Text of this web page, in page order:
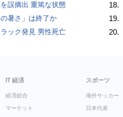
誤摘出 重篤な状態
暑さ」は終了か
ック発見 男性死亡
18.
19.
20.
IT 経済
経済総合
マーケット
スポーツ
海外サッカー
日本代表